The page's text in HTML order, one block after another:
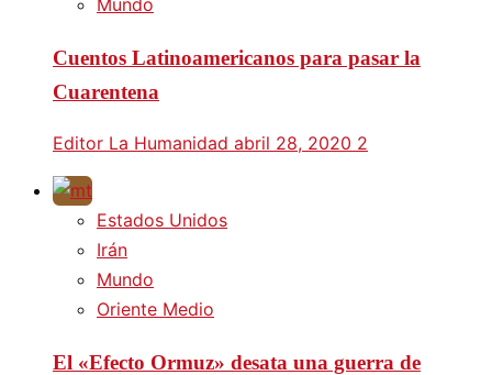
Cuentos Latinoamericanos para pasar la
Cuarentena
Editor La Humanidad abril 28, 2020 2
Estados Unidos
Irán
Mundo
Oriente Medio
El «Efecto Ormuz» desata una guerra de